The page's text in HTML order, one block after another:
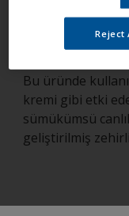
yüzeyi terk
Bu üründe
kremi gibi etki
sümükümsü
geliştirilmiş
Reject